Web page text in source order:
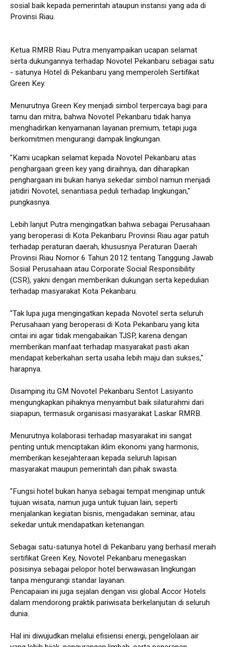
sosial baik kepada pemerintah ataupun instansi yang ada di
Provinsi Riau.
Ketua RMRB Riau Putra menyampaikan ucapan selamat
serta dukungannya terhadap Novotel Pekanbaru sebagai satu
- satunya Hotel di Pekanbaru yang memperoleh Sertifikat
Green Key.
Menurutnya Green Key menjadi simbol terpercaya bagi para
tamu dan mitra, bahwa Novotel Pekanbaru tidak hanya
menghadirkan kenyamanan layanan premium, tetapi juga
berkomitmen mengurangi dampak lingkungan.
"Kami ucapkan selamat kepada Novotel Pekanbaru atas
penghargaan green key yang diraihnya, dan diharapkan
penghargaan ini bukan hanya sekedar simbol namun menjadi
jatidiri Novotel, senantiasa peduli terhadap lingkungan,"
pungkasnya.
Lebih lanjut Putra mengingatkan bahwa sebagai Perusahaan
yang beroperasi di Kota Pekanbaru Provinsi Riau agar patuh
terhadap peraturan daerah, khususnya Peraturan Daerah
Provinsi Riau Nomor 6 Tahun 2012 tentang Tanggung Jawab
Sosial Perusahaan atau Corporate Social Responsibility
(CSR), yakni dengan memberikan dukungan serta kepedulian
terhadap masyarakat Kota Pekanbaru.
"Tak lupa juga mengingatkan kepada Novotel serta seluruh
Perusahaan yang beroperasi di Kota Pekanbaru yang kita
cintai ini agar tidak mengabaikan TJSP, karena dengan
memberikan manfaat terhadap masyarakat pasti akan
mendapat keberkahan serta usaha lebih maju dan sukses,"
harapnya.
Disamping itu GM Novotel Pekanbaru Sentot Lasiyanto
mengungkapkan pihaknya menyambut baik silaturahmi dari
siapapun, termasuk organisasi masyarakat Laskar RMRB.
Menurutnya kolaborasi terhadap masyarakat ini sangat
penting untuk menciptakan iklim ekonomi yang harmonis,
memberikan kesejahteraan kepada seluruh lapisan
masyarakat maupun pemerintah dan pihak swasta.
"Fungsi hotel bukan hanya sebagai tempat menginap untuk
tujuan wisata, namun juga untuk tujuan lain, seperti
menjalankan kegiatan bisnis, mengadakan seminar, atau
sekedar untuk mendapatkan ketenangan.
Sebagai satu-satunya hotel di Pekanbaru yang berhasil meraih
sertifikat Green Key, Novotel Pekanbaru menegaskan
posisinya sebagai pelopor hotel berwawasan lingkungan
tanpa mengurangi standar layanan.
Pencapaian ini juga sejalan dengan visi global Accor Hotels
dalam mendorong praktik pariwisata berkelanjutan di seluruh
dunia.
Hal ini diwujudkan melalui efisiensi energi, pengelolaan air